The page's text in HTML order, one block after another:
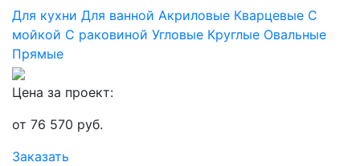
Для кухни Для ванной Акриловые Кварцевые С
мойкой С раковиной Угловые Круглые Овальные
Прямые
Цена за проект:
от 76 570 руб.
Заказать